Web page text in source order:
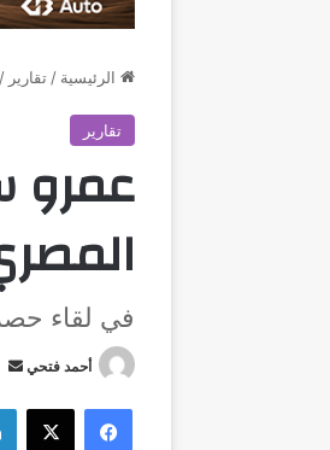
الرئيسية / تقارير /
تقارير
عمرو
في لقاء
أحمد فتحي
فيسبوك ‫X